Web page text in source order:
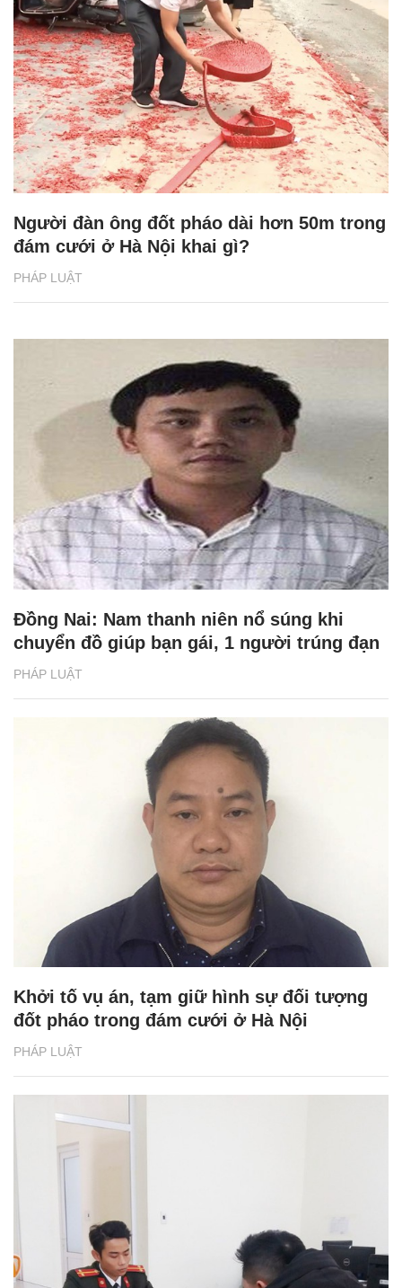
PHÁP LUẬT
Người đàn ông đốt pháo dài hơn 50m trong
đám cưới ở Hà Nội khai gì?
PHÁP LUẬT
Đồng Nai: Nam thanh niên nổ súng khi
chuyển đồ giúp bạn gái, 1 người trúng đạn
PHÁP LUẬT
Khởi tố vụ án, tạm giữ hình sự đối tượng
đốt pháo trong đám cưới ở Hà Nội